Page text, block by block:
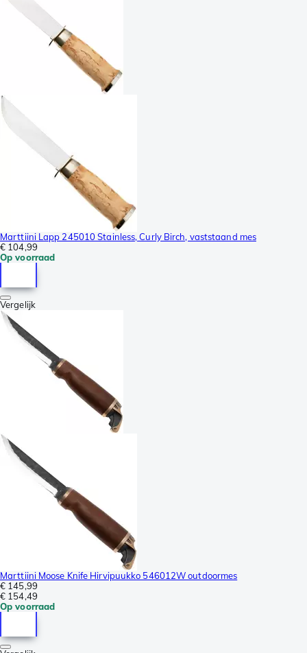
Marttiini Lapp 245010 Stainless, Curly Birch, vaststaand mes
€ 104,99
Op voorraad
Vergelijk
Marttiini Moose Knife Hirvipuukko 546012W outdoormes
€ 145,99
€ 154,49
Op voorraad